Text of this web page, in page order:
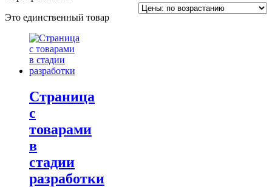
Это единственный товар
Страница
с
товарами
в
стадии
разработки